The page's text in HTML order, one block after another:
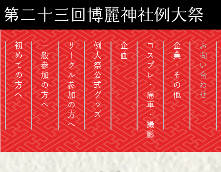
第二十三回博麗神社例大祭
初めての方へ 一般参加の方へ サークル参加の方へ 例大祭公式グッズ 企画 コスプレ・痛車・撮影 企業・その他 お問い合わせ